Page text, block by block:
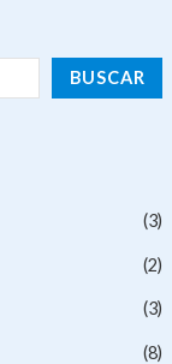
BUSCAR
(3)
(2)
(3)
(8)